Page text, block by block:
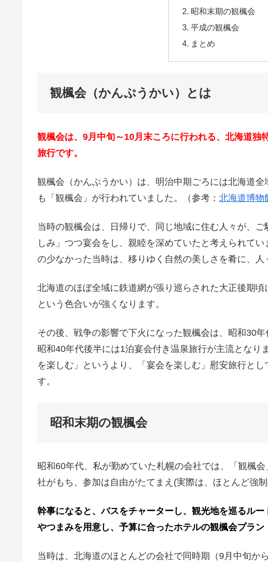
昭和末期の観楓会
平成の観楓会
まとめ
観楓会（かんぷうかい）とは
観楓会は、9月中旬～10月末ころに行われる、北海道独
旅行です。
観楓会（かんぷうかい）は、明治中期ごろには北海道
も「観楓会」が行われていました。（参考： 北海道博物
当時の観楓会は、日帰りで、同じ地域に住む人々が、
しみ」つつ宴会をし、親睦を深めていたと考えられて
の少なかった当時は、移りゆく自然の美しさを肴に、人
北海道のほぼ全域に鉄道網が張り巡らされた大正後期
という色合いが強くなります。
その後、戦争の影響で下火になった観楓会は、昭和30
昭和40年代後半には1泊宴会付き温泉旅行が主流となり
を楽しむ」というより、「宴会を楽しむ」慰安旅行と
す。
昭和末期の観楓会
昭和60年代、私が勤めていた札幌の会社では、「観楓
社がもち、参加は自由がたてまえ(実際は、ほとんど強制
幹事になると、バスをチャーターし、観光地を巡るル
やつまみを用意し、予算に合ったホテルの観楓会プラン
当時は、北海道のほとんどの会社で同時期（9月中旬か